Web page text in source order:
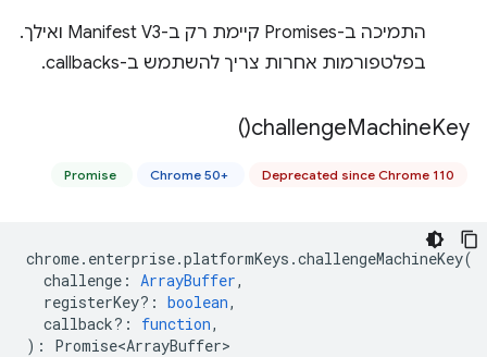
התמיכה ב-Promises קיימת רק ב-Manifest V3 ואילך.
בפלטפורמות אחרות צריך להשתמש ב-callbacks.
challengeMachineKey(
)
Promise Chrome 50+ Deprecated since Chrome 110
chrome. enterprise.platformKeys .challengeMachineKey(
challenge : ArrayBuffer,
registerKey? : boolean,
callback? : function,
) : Promise<ArrayBuffer>